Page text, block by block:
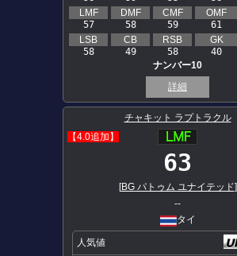
LMF
57
DMF
58
CMF
59
OMF
61
LSB
58
CB
49
RSB
58
GK
40
ナンバー10
詳細
チャキット ラプトラクル
【4.0追加】
63
[BG パトゥム ユナイテッド]
--
タイ
人気値